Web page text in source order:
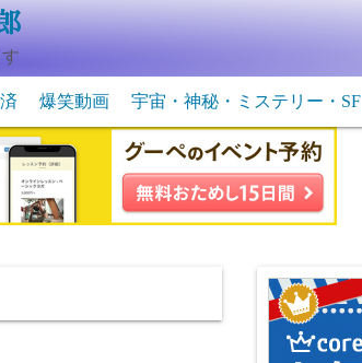
爆笑動画
動物系の爆笑動画
宇宙・神秘・ミステリー・SF
未確認生物・飛行物体
宇宙・ＳＦ